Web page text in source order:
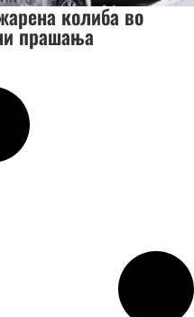
колиба во
прашања